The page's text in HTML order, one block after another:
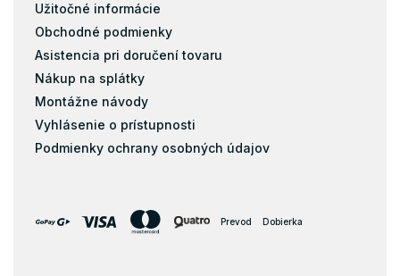
80x160
90x180
80x184
Užitočné informácie
Obchodné podmienky
Asistencia pri doručení tovaru
Nákup na splátky
Montážne návody
Vyhlásenie o prístupnosti
Podmienky ochrany osobných údajov
Prevod Dobierka